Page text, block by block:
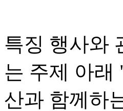
특징 행사와
는 주제 아래
산과 함께하